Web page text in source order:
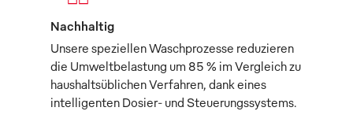
Nachhaltig
Unsere speziellen Waschprozesse reduzieren
die Umweltbelastung um 85 % im Vergleich zu
haushaltsüblichen Verfahren, dank eines
intelligenten Dosier- und Steuerungssystems.